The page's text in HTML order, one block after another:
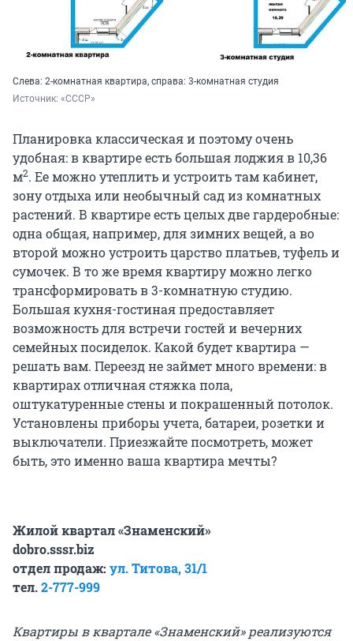
Слева: 2-комнатная квартира, справа: 3-комнатная студия
Источник: «СССР»
Планировка классическая и поэтому очень
удобная: в квартире есть большая лоджия в 10,36
м2. Ее можно утеплить и устроить там кабинет,
зону отдыха или необычный сад из комнатных
растений. В квартире есть целых две гардеробные:
одна общая, например, для зимних вещей, а во
второй можно устроить царство платьев, туфель и
сумочек. В то же время квартиру можно легко
трансформировать в 3-комнатную студию.
Большая кухня-гостиная предоставляет
возможность для встречи гостей и вечерних
семейных посиделок. Какой будет квартира —
решать вам. Переезд не займет много времени: в
квартирах отличная стяжка пола,
оштукатуренные стены и покрашенный потолок.
Установлены приборы учета, батареи, розетки и
выключатели. Приезжайте посмотреть, может
быть, это именно ваша квартира мечты?
Жилой квартал «Знаменский»
dobro.sssr.biz
отдел продаж: ул. Титова, 31/1
тел.2-777-999
Квартиры в квартале «Знаменский» реализуются